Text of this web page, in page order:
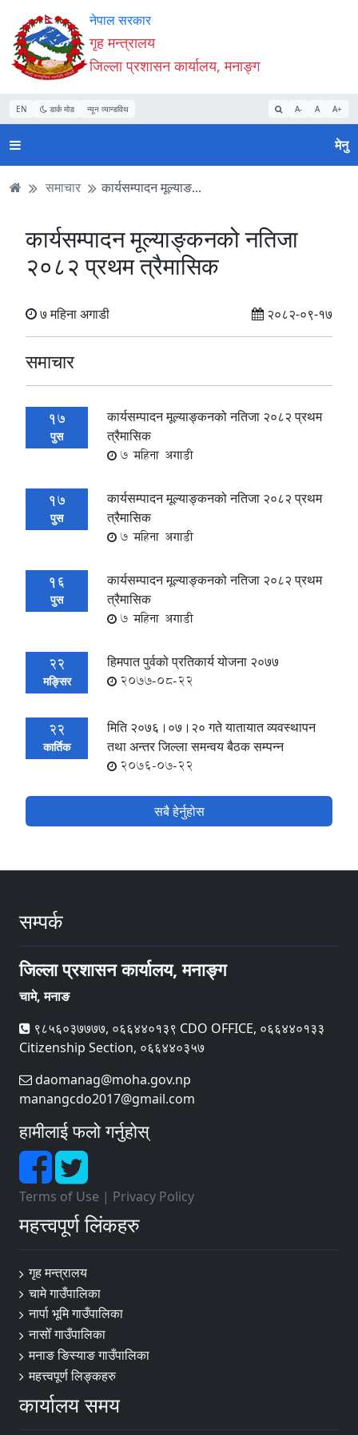
Accessibility
Mode
सुरु
गर्नुहोस्
सामाग्री
पढ्नुहाेस्
नेभिगेसन
पढ्नुहाेस्
वेबसाइट
खोजमा
जानुहोस्
नेपाल सरकार
गृह मन्त्रालय
जिल्ला प्रशासन कार्यालय, मनाङ्ग
EN डार्क मोड न्यून व्यान्डविथ A- A A+
मेनु
समाचार कार्यसम्पादन मूल्याङ...
कार्यसम्पादन मूल्याङ्कनको नतिजा
२०८२ प्रथम त्रैमासिक
७ महिना अगाडी २०८२-०९-१७
समाचार
17
पुस
कार्यसम्पादन मूल्याङ्कनको नतिजा २०८२ प्रथम
त्रैमासिक
7 महिना अगाडी
17
पुस
कार्यसम्पादन मूल्याङ्कनको नतिजा २०८२ प्रथम
त्रैमासिक
7 महिना अगाडी
16
पुस
कार्यसम्पादन मूल्याङ्कनको नतिजा २०८२ प्रथम
त्रैमासिक
7 महिना अगाडी
22
मङ्सिर
हिमपात पुर्वको प्रतिकार्य योजना २०७७
2077-08-22
22
कार्तिक
मिति २०७६।०७।२० गते यातायात व्यवस्थापन
तथा अन्तर जिल्ला समन्वय बैठक सम्पन्न
2076-07-22
सबै हेर्नुहोस
सम्पर्क
जिल्ला प्रशासन कार्यालय, मनाङ्ग
चामे, मनाङ
९८५६०३७७७७, ०६६४४०१३९ CDO OFFICE, ०६६४४०१३३
Citizenship Section, ०६६४४०३५७
daomanag@moha.gov.np
manangcdo2017@gmail.com
हामीलाई फलो गर्नुहोस्
Terms of Use | Privacy Policy
महत्त्वपूर्ण लिंकहरु
गृह मन्त्रालय
चामे गाउँपालिका
नार्पा ‍भूमि गाउँपालिका
नासोँ गाउँपालिका
मनाङ ङिस्याङ गाउँपालिका
महत्त्वपूर्ण लिङ्कहरु
कार्यालय समय